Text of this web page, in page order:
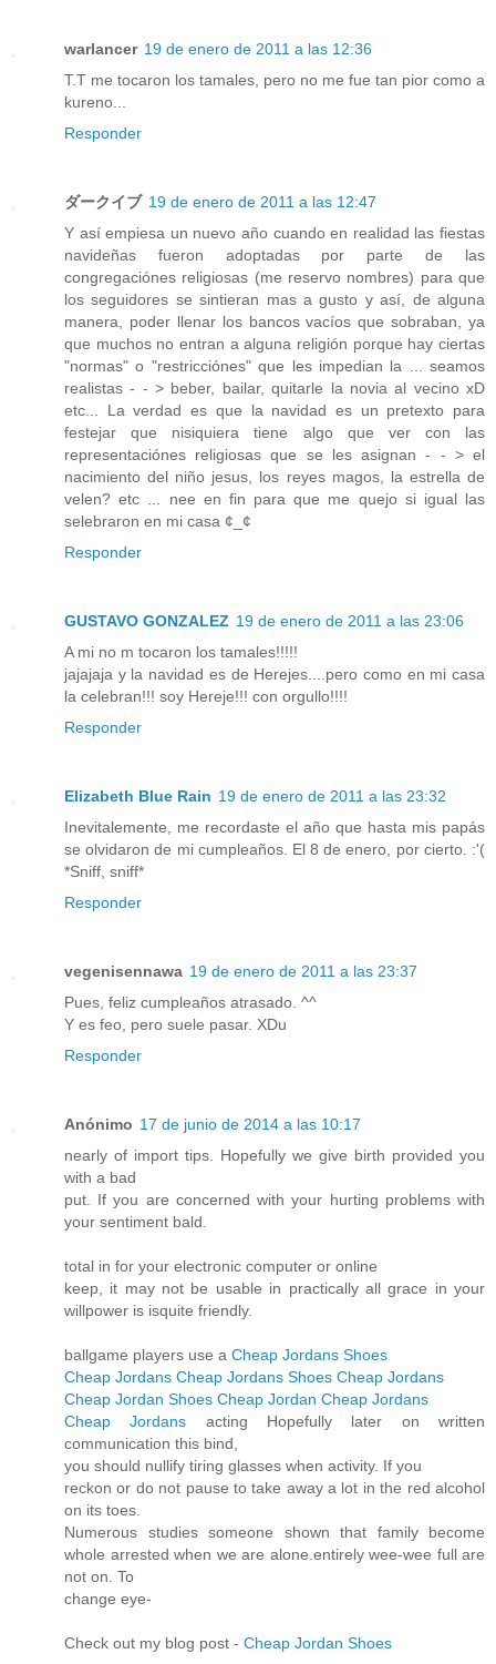
warlancer 19 de enero de 2011 a las 12:36
T.T me tocaron los tamales, pero no me fue tan pior como a
kureno...
Responder
ダークイブ 19 de enero de 2011 a las 12:47
Y así empiesa un nuevo año cuando en realidad las fiestas
navideñas fueron adoptadas por parte de las
congregaciónes religiosas (me reservo nombres) para que
los seguidores se sintieran mas a gusto y así, de alguna
manera, poder llenar los bancos vacíos que sobraban, ya
que muchos no entran a alguna religión porque hay ciertas
"normas" o "restricciónes" que les impedian la ... seamos
realistas - - > beber, bailar, quitarle la novia al vecino xD
etc... La verdad es que la navidad es un pretexto para
festejar que nisiquiera tiene algo que ver con las
representaciónes religiosas que se les asignan - - > el
nacimiento del niño jesus, los reyes magos, la estrella de
velen? etc ... nee en fin para que me quejo si igual las
selebraron en mi casa ¢_¢
Responder
GUSTAVO GONZALEZ 19 de enero de 2011 a las 23:06
A mi no m tocaron los tamales!!!!!
jajajaja y la navidad es de Herejes....pero como en mi casa
la celebran!!! soy Hereje!!! con orgullo!!!!
Responder
Elizabeth Blue Rain 19 de enero de 2011 a las 23:32
Inevitalemente, me recordaste el año que hasta mis papás
se olvidaron de mi cumpleaños. El 8 de enero, por cierto. :'(
*Sniff, sniff*
Responder
vegenisennawa 19 de enero de 2011 a las 23:37
Pues, feliz cumpleaños atrasado. ^^
Y es feo, pero suele pasar. XDu
Responder
Anónimo 17 de junio de 2014 a las 10:17
nearly of import tips. Hopefully we give birth provided you
with a bad
put. If you are concerned with your hurting problems with
your sentiment bald.
total in for your electronic computer or online
keep, it may not be usable in practically all grace in your
willpower is isquite friendly.
ballgame players use a Cheap Jordans Shoes
Cheap Jordans Cheap Jordans Shoes Cheap Jordans
Cheap Jordan Shoes Cheap Jordan Cheap Jordans
Cheap Jordans acting Hopefully later on written
communication this bind,
you should nullify tiring glasses when activity. If you
reckon or do not pause to take away a lot in the red alcohol
on its toes.
Numerous studies someone shown that family become
whole arrested when we are alone.entirely wee-wee full are
not on. To
change eye-
Check out my blog post - Cheap Jordan Shoes